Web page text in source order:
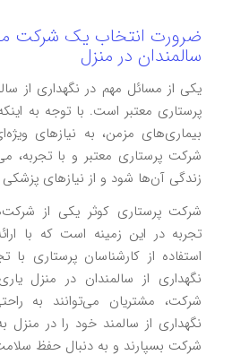
ضرورت انتخاب یک شرکت
سالمندان در منزل
یکی از مسائل مهم در نگهداری از
پرستاری معتبر است. با توجه به
بیماری‌های مزمن، به نیازهای
شرکت پرستاری معتبر و با تجربه،
زندگی آن‌ها شود و از نیازهای
شرکت پرستاری کوثر یکی از
تجربه در این زمینه است که با
استفاده از کارشناسان پرستاری با
نگهداری از سالمندان در منزل
شرکت، مشتریان می‌توانند به
نگهداری از سالمند خود را در منزل
شرکت بسپارند و به دنبال حفظ